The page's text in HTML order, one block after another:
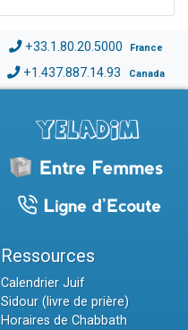
+33.1.80.20.5000 France
+1.437.887.14.93 Canada
Ressources
Calendrier Juif
Sidour (livre de prière)
Horaires de Chabbath